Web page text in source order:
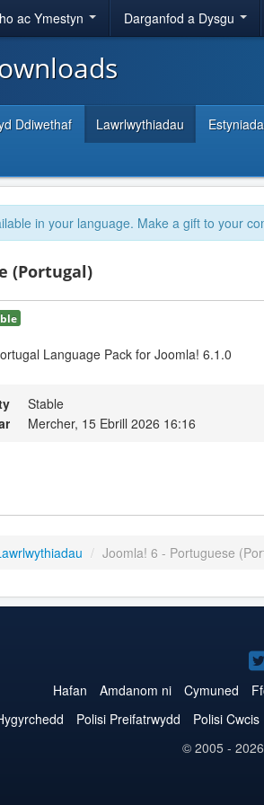
ac Ymestyn Darganfod a Dysgu
Ddiwethaf Lawrlwythiadau
in your language. Make a gift to your
(Portugal)
Language Pack for Joomla! 6.1.0
Stable
Mercher, 15 Ebrill 2026 16:16
/ Joomla! 6 - Portuguese
Hafan Amdanom ni Cymuned
Polisi Preifatrwydd Polisi Cwcis
© 2005 - 2026